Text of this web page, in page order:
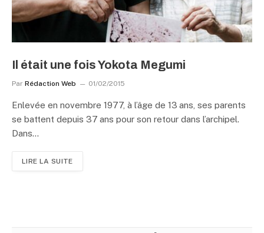
Il était une fois Yokota Megumi
Par Rédaction Web 01/02/2015
Enlevée en novembre 1977, à l’âge de 13 ans, ses parents
se battent depuis 37 ans pour son retour dans l’archipel.
Dans…
LIRE LA SUITE